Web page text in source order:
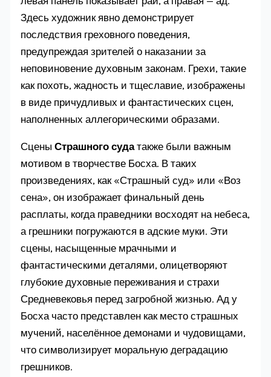
Здесь художник явно демонстрирует
последствия греховного поведения,
предупреждая зрителей о наказании за
неповиновение духовным законам. Грехи, такие
как похоть, жадность и тщеславие, изображены
в виде причудливых и фантастических сцен,
наполненных аллегорическими образами.
СценыСтрашного судатакже были важным
мотивом в творчестве Босха. В таких
произведениях, как «Страшный суд» или «Воз
сена», он изображает финальный день
расплаты, когда праведники восходят на небеса,
а грешники погружаются в адские муки. Эти
сцены, насыщенные мрачными и
фантастическими деталями, олицетворяют
глубокие духовные переживания и страхи
Средневековья перед загробной жизнью. Ад у
Босха часто представлен как место страшных
мучений, населённое демонами и чудовищами,
что символизирует моральную деградацию
грешников.